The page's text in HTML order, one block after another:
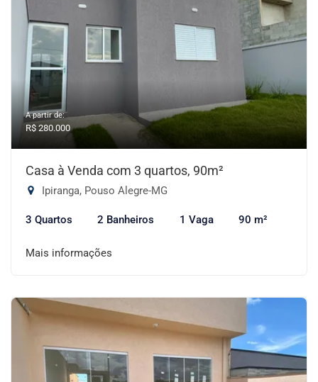
A partir de:
R$ 280.000
Casa à Venda com 3 quartos, 90m²
Ipiranga, Pouso Alegre-MG
3 Quartos 2 Banheiros 1 Vaga 90 m²
Mais informações